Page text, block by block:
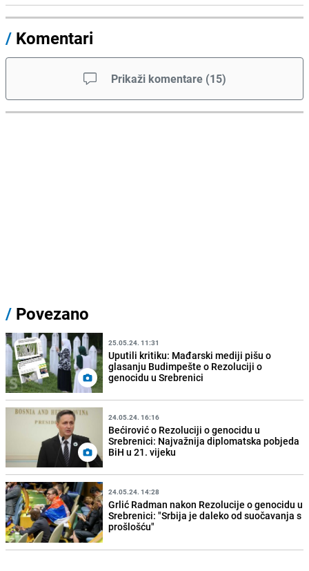
/ Komentari
Prikaži komentare (15)
/ Povezano
25.05.24. 11:31
Uputili kritiku: Mađarski mediji pišu o
glasanju Budimpešte o Rezoluciji o
genocidu u Srebrenici
24.05.24. 16:16
Bećirović o Rezoluciji o genocidu u
Srebrenici: Najvažnija diplomatska pobjeda
BiH u 21. vijeku
24.05.24. 14:28
Grlić Radman nakon Rezolucije o genocidu u
Srebrenici: "Srbija je daleko od suočavanja s
prošlošću"